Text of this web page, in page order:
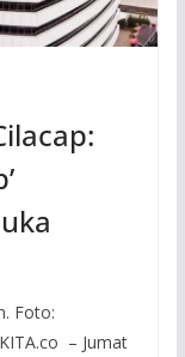
Foto:
– Jumat